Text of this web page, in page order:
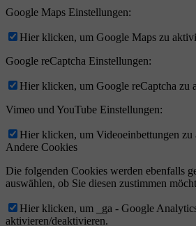
Google Maps Einstellungen:
Hier klicken, um Google Maps zu
Google reCaptcha Einstellungen:
Hier klicken, um Google reCaptcha zu
Vimeo und YouTube Einstellungen:
Hier klicken, um Videoeinbettungen zu
Andere Cookies
Die folgenden Cookies werden ebenfalls
auswählen, ob Sie diesen zustimmen
Hier klicken, um _ga - Google
aktivieren/deaktivieren.